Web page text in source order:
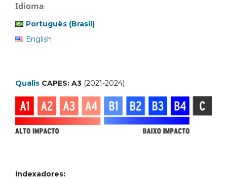
Idioma
Português (Brasil)
English
Qualis CAPES: A3 (2021-2024)
Indexadores: